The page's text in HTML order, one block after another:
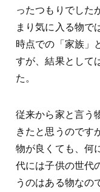
ったつもりでした
まり気に入る物で
時点での「家族」
すが、結果として
た。
従来から家と言う
きたと思うのです
物が良くても、何
代には子供の世代
うのはある物なの